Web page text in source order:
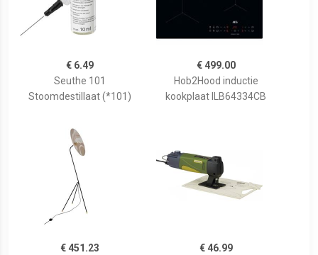
€ 6.49
Seuthe 101
Stoomdestillaat (*101)
€ 499.00
Hob2Hood inductie
kookplaat ILB64334CB
€ 451.23
€ 46.99